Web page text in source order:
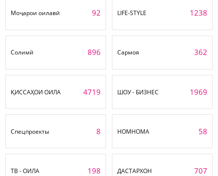
Моҷарои оилавӣ 92 LIFE-STYLE 1238
Солимӣ 896 Сармоя 362
ҚИССАҲОИ ОИЛА 4719 ШОУ - БИЗНЕС 1969
Спецпроекты 8 НОМНОМА 58
ТВ - ОИЛА 198 ДАСТАРХОН 707